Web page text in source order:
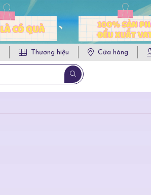
Thương hiệu Cửa hàng